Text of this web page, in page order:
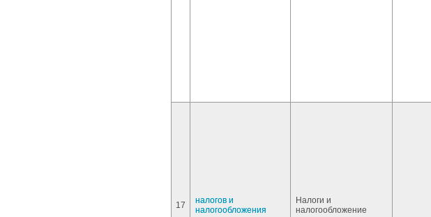
17
налогов и
налогообложения
Налоги и
налогообложение